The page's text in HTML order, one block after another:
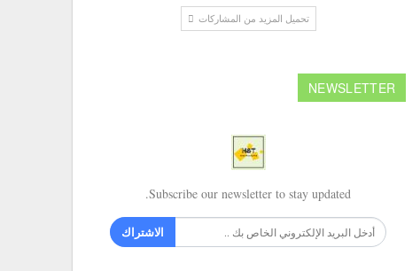
تحميل المزيد من المشاركات
NEWSLETTER
Subscribe our newsletter to stay updated.
الاشتراك